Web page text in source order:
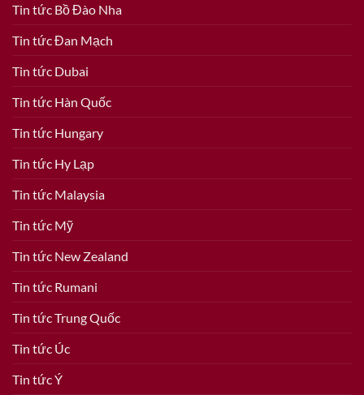
Tin tức Bồ Đào Nha
Tin tức Đan Mạch
Tin tức Dubai
Tin tức Hàn Quốc
Tin tức Hungary
Tin tức Hy Lạp
Tin tức Malaysia
Tin tức Mỹ
Tin tức New Zealand
Tin tức Rumani
Tin tức Trung Quốc
Tin tức Úc
Tin tức Ý